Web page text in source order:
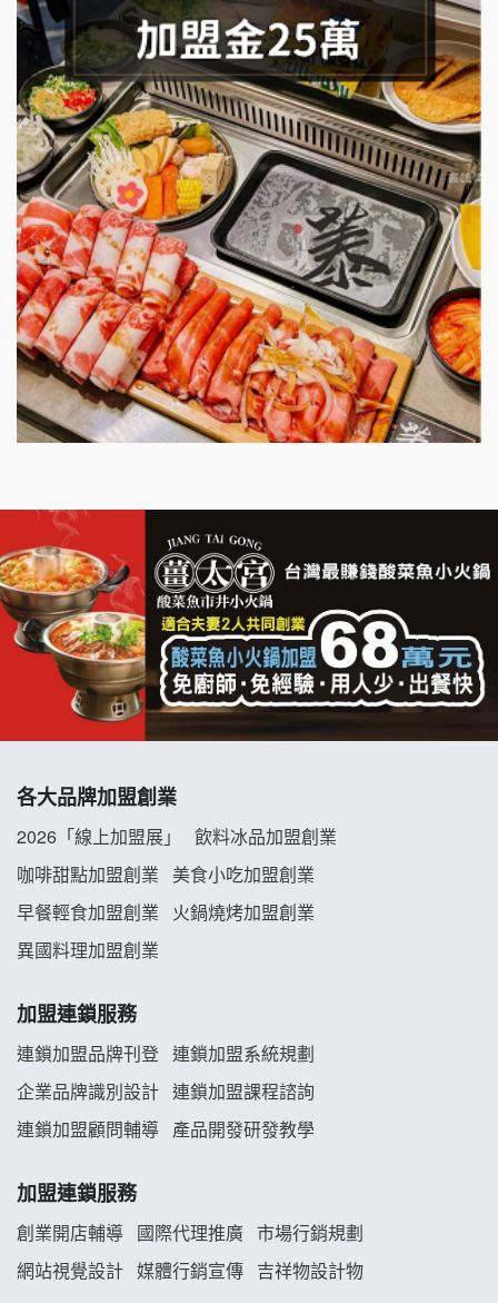
潮味決-湯滷專門店加盟說明會
鬍子茶加盟說明會
鮮茶道加盟說明會
微風亭鐵板燒加盟說明會
漫步藍咖啡加盟說明會
明石章魚燒加盟說明會
出櫃加盟說明會
千香漢堡加盟說明會
拉亞漢堡加盟說明會
杜芳子古味茶鋪加盟說明會
優握握×酸奶大獅加盟說明會
冬城門加盟說明會
龍涎居好湯加盟說明會
舒油頭加盟說明會
義氣豐發雞加盟說明會
Mr.Wish加盟說明會
雞咕雞咕加盟說明會
TEA TOP加盟說明會
各大品牌加盟創業
2026「線上加盟展」
飲料冰品加盟創業
咖啡甜點加盟創業
美食小吃加盟創業
早餐輕食加盟創業
火鍋燒烤加盟創業
異國料理加盟創業
加盟連鎖服務
連鎖加盟品牌刊登 連鎖加盟系統規劃
企業品牌識別設計 連鎖加盟課程諮詢
連鎖加盟顧問輔導 產品開發研發教學
加盟連鎖服務
創業開店輔導 國際代理推廣 市場行銷規劃
網站視覺設計 媒體行銷宣傳 吉祥物設計物